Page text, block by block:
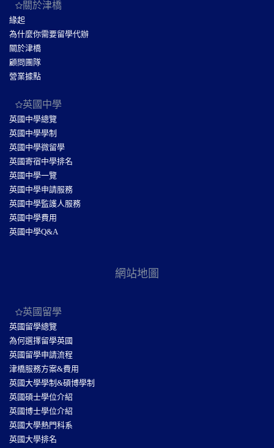
關於津橋
緣起
為什麼你需要留學代辦
關於津橋
顧問團隊
營業據點
英國中學
英國中學總覽
英國中學學制
英國中學微留學
英國寄宿中學排名
英國中學一覽
英國中學申請服務
英國中學監護人服務
英國中學費用
英國中學Q&A
網站地圖
英國留學
英國留學總覽
為何選擇留學英國
英國留學申請流程
津橋服務方案&費用
英國大學學制&碩博學制
英國碩士學位介紹
英國博士學位介紹
英國大學熱門科系
英國大學排名